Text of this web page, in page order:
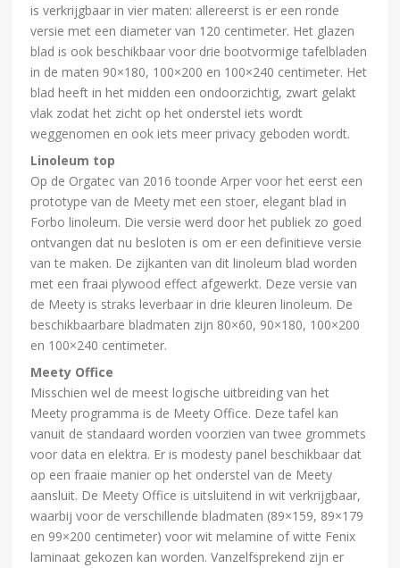
is verkrijgbaar in vier maten: allereerst is er een ronde
versie met een diameter van 120 centimeter. Het glazen
blad is ook beschikbaar voor drie bootvormige tafelbladen
in de maten 90×180, 100×200 en 100×240 centimeter. Het
blad heeft in het midden een ondoorzichtig, zwart gelakt
vlak zodat het zicht op het onderstel iets wordt
weggenomen en ook iets meer privacy geboden wordt.
Linoleum top
Op de Orgatec van 2016 toonde Arper voor het eerst een
prototype van de Meety met een stoer, elegant blad in
Forbo linoleum. Die versie werd door het publiek zo goed
ontvangen dat nu besloten is om er een definitieve versie
van te maken. De zijkanten van dit linoleum blad worden
met een fraai plywood effect afgewerkt. Deze versie van
de Meety is straks leverbaar in drie kleuren linoleum. De
beschikbaarbare bladmaten zijn 80×60, 90×180, 100×200
en 100×240 centimeter.
Meety Office
Misschien wel de meest logische uitbreiding van het
Meety programma is de Meety Office. Deze tafel kan
vanuit de standaard worden voorzien van twee grommets
voor data en elektra. Er is modesty panel beschikbaar dat
op een fraaie manier op het onderstel van de Meety
aansluit. De Meety Office is uitsluitend in wit verkrijgbaar,
waarbij voor de verschillende bladmaten (89×159, 89×179
en 99×200 centimeter) voor wit melamine of witte Fenix
laminaat gekozen kan worden. Vanzelfsprekend zijn er